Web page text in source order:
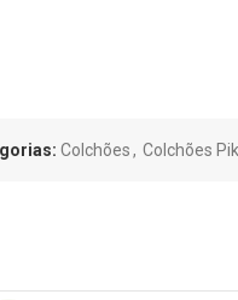
Colchões, Colchões